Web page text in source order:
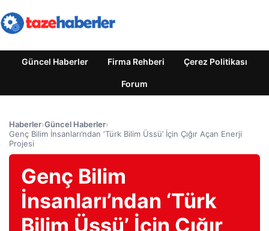
Güncel Haberler Firma Rehberi Çerez Politikası
Forum
Haberler›Güncel Haberler›
Genç Bilim İnsanları’ndan ‘Türk Bilim Üssü’ İçin Çığır Açan Enerji
Projesi
Genç Bilim
İnsanları’ndan ‘Türk
Bilim Üssü’ İçin Çığır